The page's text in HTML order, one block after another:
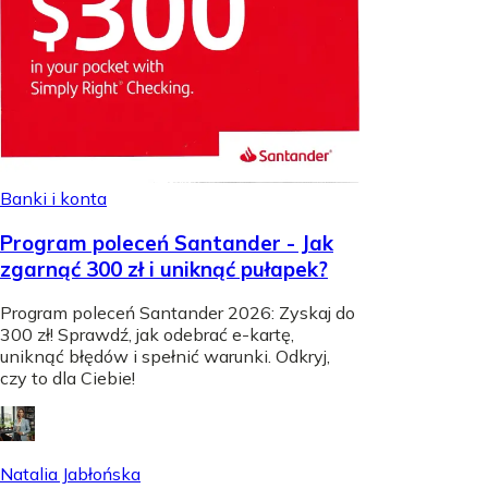
Banki i konta
Program poleceń Santander - Jak
zgarnąć 300 zł i uniknąć pułapek?
Program poleceń Santander 2026: Zyskaj do
300 zł! Sprawdź, jak odebrać e-kartę,
uniknąć błędów i spełnić warunki. Odkryj,
czy to dla Ciebie!
Natalia Jabłońska